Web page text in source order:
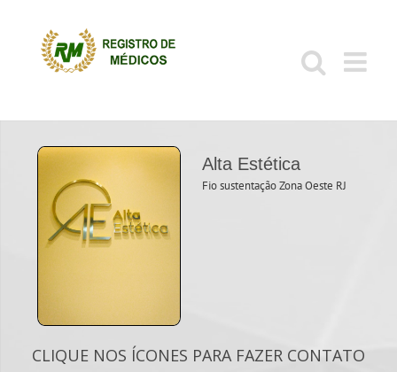
conteúdo
Alta Estética
Fio sustentação Zona Oeste RJ
CLIQUE NOS ÍCONES PARA FAZER CONTATO